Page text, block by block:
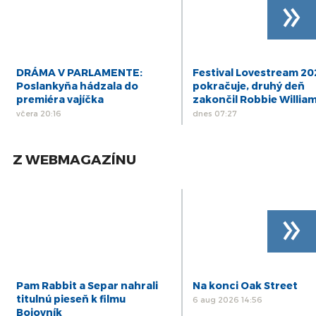
DRÁMA V PARLAMENTE:
Poslankyňa hádzala do
premiéra vajíčka
včera 20:16
Festival Lovestream
pokračuje, druhý deň
zakončil Robbie
dnes 07:27
»
Z WEBMAGAZÍNU
Pam Rabbit a Separ nahrali
titulnú pieseň k filmu
Bojovník
Na konci Oak Street
6 aug 2026 14:56
»